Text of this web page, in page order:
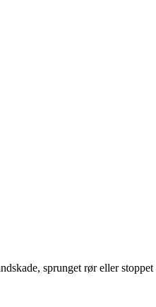
sprunget rør eller